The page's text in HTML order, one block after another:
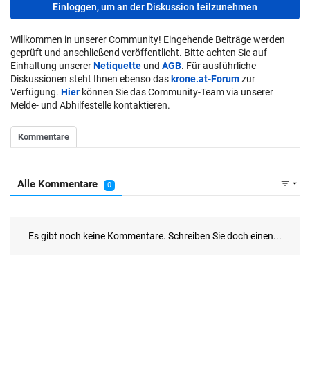
Einloggen, um an der Diskussion teilzunehmen
Willkommen in unserer Community! Eingehende Beiträge werden
geprüft und anschließend veröffentlicht. Bitte achten Sie auf
Einhaltung unsererNetiquette und AGB. Für ausführliche
Diskussionen steht Ihnen ebenso das krone.at-Forumzur
Verfügung. Hier können Sie das Community-Team via unserer
Melde- und Abhilfestelle kontaktieren.